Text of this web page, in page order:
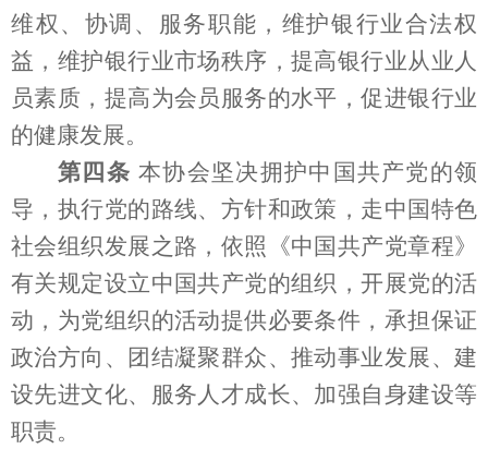
维权、协调、服务职能，维护银行业合法权
益，维护银行业市场秩序，提高银行业从业人
员素质，提高为会员服务的水平，促进银行业
的健康发展。
第四条 本协会坚决拥护中国共产党的领
导，执行党的路线、方针和政策，走中国特色
社会组织发展之路，依照《中国共产党章程》
有关规定设立中国共产党的组织，开展党的活
动，为党组织的活动提供必要条件，承担保证
政治方向、团结凝聚群众、推动事业发展、建
设先进文化、服务人才成长、加强自身建设等
职责。